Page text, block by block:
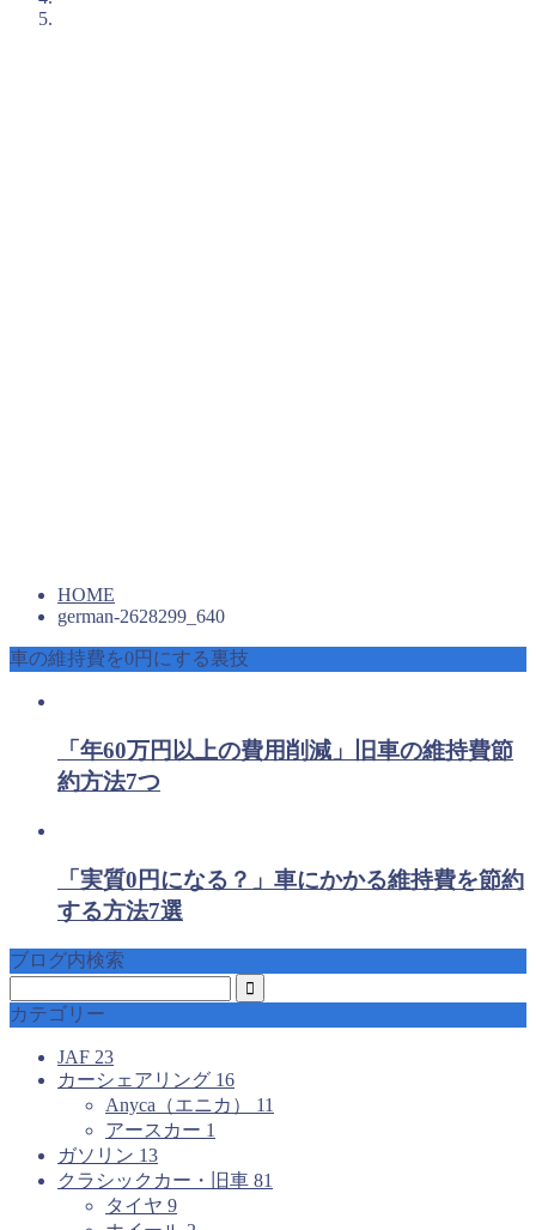
HOME
german-2628299_640
車の維持費を0円にする裏技
「年60万円以上の費用削減」旧車の維持費節
約方法7つ
「実質0円になる？」車にかかる維持費を節約
する方法7選
ブログ内検索
カテゴリー
JAF 23
カーシェアリング 16
Anyca（エニカ） 11
アースカー 1
ガソリン 13
クラシックカー・旧車 81
タイヤ 9